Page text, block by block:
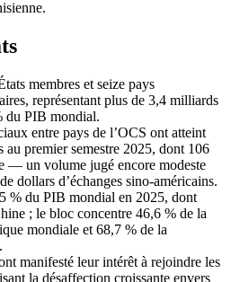
membres et seize pays
représentant plus de 3,4 milliards
du PIB mondial.
entre pays de l’OCS ont atteint
premier semestre 2025, dont 106
— un volume jugé encore modeste
dollars d’échanges sino-américains.
% du PIB mondial en 2025, dont
; le bloc concentre 46,6 % de la
mondiale et 68,7 % de la
manifesté leur intérêt à rejoindre les
la désaffection croissante envers